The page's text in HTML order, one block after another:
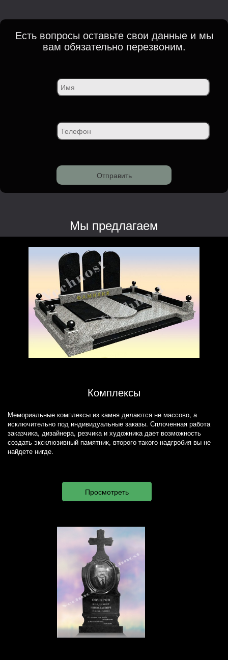
Есть вопросы оставьте свои данные и мы
вам обязательно перезвоним.
Мы предлагаем
Комплексы
Мемориальные комплексы из камня делаются не массово, а
исключительно под индивидуальные заказы. Сплоченная работа
заказчика, дизайнера, резчика и художника дает возможность
создать эксклюзивный памятник, второго такого надгробия вы не
найдете нигде.